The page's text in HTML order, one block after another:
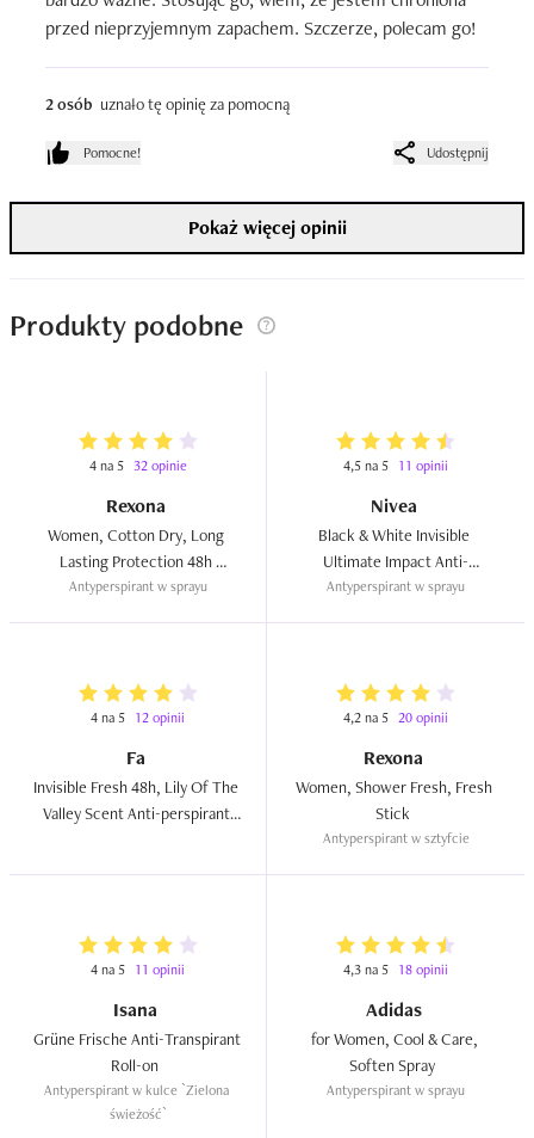
przed nieprzyjemnym zapachem. Szczerze, polecam go!
2 osób uznało tę opinię za pomocną
Pomocne! Udostępnij
Pokaż więcej opinii
Produkty podobne
4 na 5 32 opinie
Rexona
Women, Cotton Dry, Long
Lasting Protection 48h
Deodorant Spray
Antyperspirant w sprayu
4,5 na 5 11 opinii
Nivea
Black & White Invisible
Ultimate Impact Anti-
Antyperspirant w sprayu
4 na 5 12 opinii
Fa
Invisible Fresh 48h, Lily Of The
Valley Scent Anti-perspirant
4,2 na 5 20 opinii
Rexona
Women, Shower Fresh, Fresh
Antyperspirant w sztyfcie
4 na 5 11 opinii
Isana
Grüne Frische Anti-Transpirant
Antyperspirant w kulce `Zielona
świeżość`
4,3 na 5 18 opinii
Adidas
for Women, Cool & Care,
Antyperspirant w sprayu